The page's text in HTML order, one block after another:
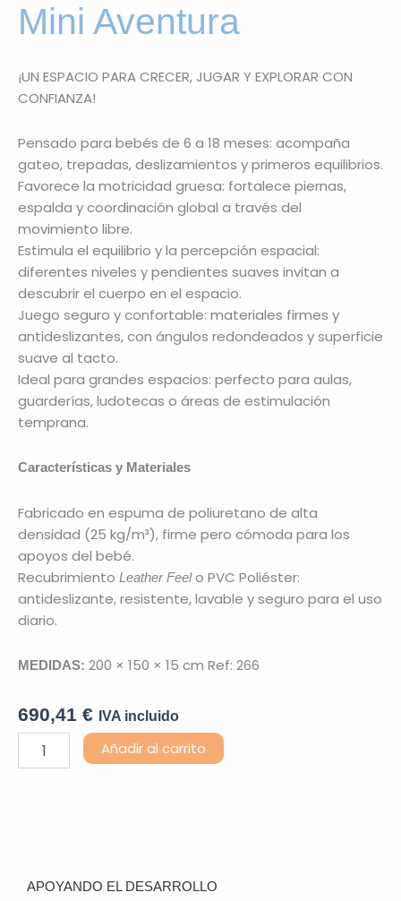
Mini Aventura
¡UN ESPACIO PARA CRECER, JUGAR Y EXPLORAR CON
CONFIANZA!
Pensado para bebés de 6 a 18 meses: acompaña
gateo, trepadas, deslizamientos y primeros equilibrios.
Favorece la motricidad gruesa: fortalece piernas,
espalda y coordinación global a través del
movimiento libre.
Estimula el equilibrio y la percepción espacial:
diferentes niveles y pendientes suaves invitan a
descubrir el cuerpo en el espacio.
Juego seguro y confortable: materiales firmes y
antideslizantes, con ángulos redondeados y superficie
suave al tacto.
Ideal para grandes espacios: perfecto para aulas,
guarderías, ludotecas o áreas de estimulación
temprana.
Características y Materiales
Fabricado en espuma de poliuretano de alta
densidad (25 kg/m³), firme pero cómoda para los
apoyos del bebé.
Recubrimiento Leather Feelo PVC Poliéster:
antideslizante, resistente, lavable y seguro para el uso
diario.
MEDIDAS: 200 × 150 × 15 cm Ref: 266
690,41 € IVA incluido
Aventura
Añadir al carrito
APOYANDO EL DESARROLLO